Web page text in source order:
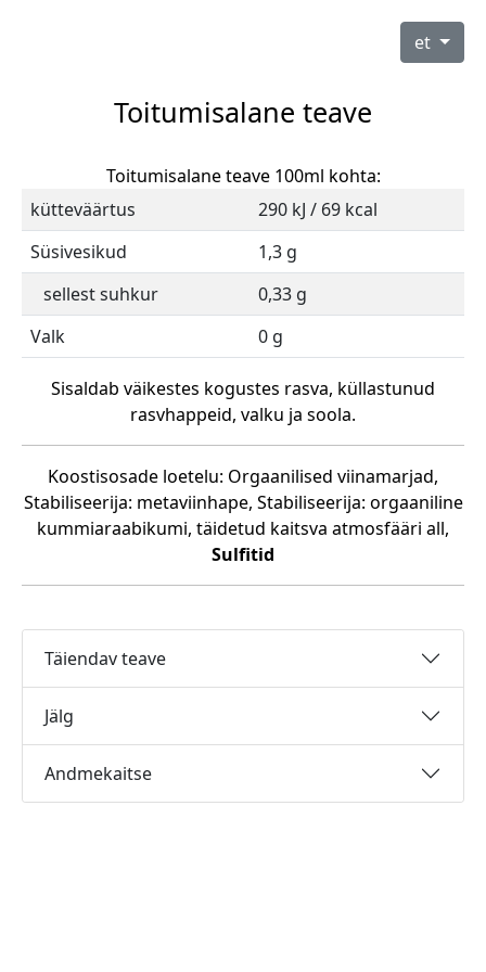
et
Toitumisalane teave
Toitumisalane teave 100ml kohta:
kütteväärtus
290 kJ / 69 kcal
Süsivesikud
1,3 g
sellest suhkur
0,33 g
Valk
0 g
Sisaldab väikestes kogustes rasva, küllastunud
rasvhappeid, valku ja soola.
Koostisosade loetelu: Orgaanilised viinamarjad,
Stabiliseerija: metaviinhape, Stabiliseerija: orgaaniline
kummiaraabikumi, täidetud kaitsva atmosfääri all,
Sulfitid
Täiendav teave
Jälg
Andmekaitse